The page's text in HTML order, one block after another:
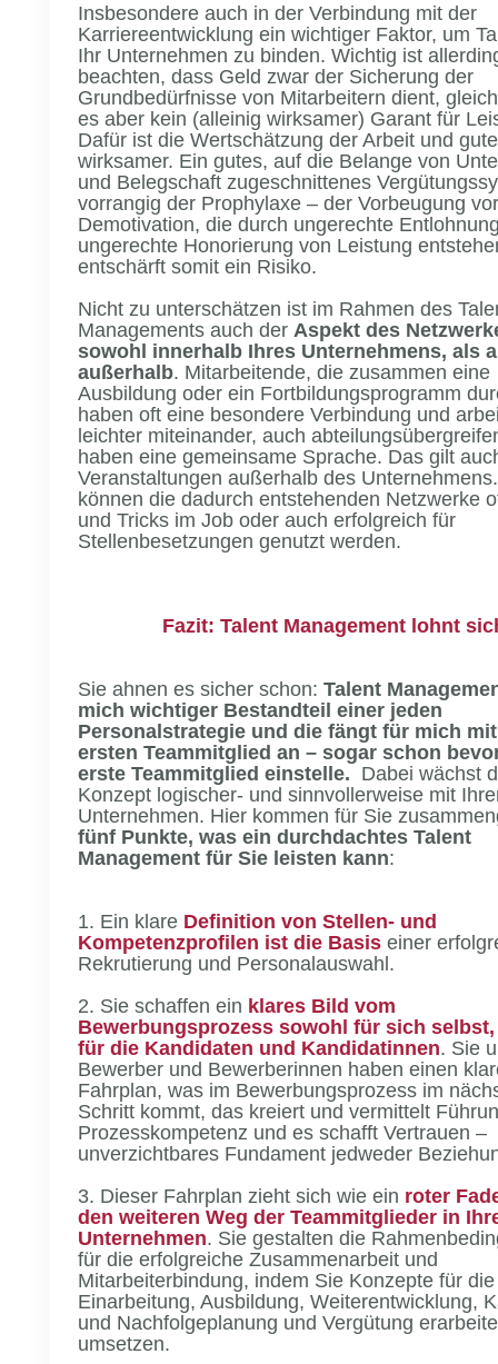
Insbesondere auch in der Verbindung mit der
Karriereentwicklung ein wichtiger Faktor, um
Ihr Unternehmen zu binden. Wichtig ist
beachten, dass Geld zwar der Sicherung der
Grundbedürfnisse von Mitarbeitern dient,
es aber kein (alleinig wirksamer) Garant für
Dafür ist die Wertschätzung der Arbeit und
wirksamer. Ein gutes, auf die Belange von
und Belegschaft zugeschnittenes
vorrangig der Prophylaxe – der Vorbeugung vor
Demotivation, die durch ungerechte
ungerechte Honorierung von Leistung
entschärft somit ein Risiko.
Nicht zu unterschätzen ist im Rahmen des
Managements auch der Aspekt des
sowohl innerhalb Ihres Unternehmens, als
außerhalb. Mitarbeitende, die zusammen eine
Ausbildung oder ein Fortbildungsprogramm
haben oft eine besondere Verbindung und
leichter miteinander, auch
haben eine gemeinsame Sprache. Das gilt
Veranstaltungen außerhalb des
können die dadurch entstehenden Netzwerke
und Tricks im Job oder auch erfolgreich für
Stellenbesetzungen genutzt werden.
Fazit: Talent Management lohnt
Sie ahnen es sicher schon: Talent
mich wichtiger Bestandteil einer jeden
Personalstrategie und die fängt für mich
ersten Teammitglied an – sogar schon
erste Teammitglied einstelle. Dabei wächst
Konzept logischer- und sinnvollerweise mit
Unternehmen. Hier kommen für Sie
fünf Punkte, was ein durchdachtes Talent
Management für Sie leisten kann:
1. Ein klareDefinition von Stellen- und
Kompetenzprofilen ist die Basiseiner
Rekrutierung und Personalauswahl.
2. Sie schaffen ein klares Bild vom
Bewerbungsprozess sowohl für sich
für die Kandidaten und Kandidatinnen. Sie
Bewerber und Bewerberinnen haben einen
Fahrplan, was im Bewerbungsprozess im
Schritt kommt, das kreiert und vermittelt
Prozesskompetenz und es schafft Vertrauen –
unverzichtbares Fundament jedweder
3. Dieser Fahrplan zieht sich wie ein roter
den weiteren Weg der Teammitglieder in
Unternehmen. Sie gestalten die
für die erfolgreiche Zusammenarbeit und
Mitarbeiterbindung, indem Sie Konzepte für die
Einarbeitung, Ausbildung, Weiterentwicklung,
und Nachfolgeplanung und Vergütung
umsetzen.